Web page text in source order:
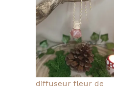
diffuseur fleur de